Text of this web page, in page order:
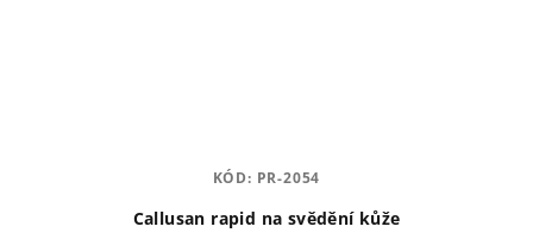
Callusan rapid na svědění kůže
KÓD: PR-2054